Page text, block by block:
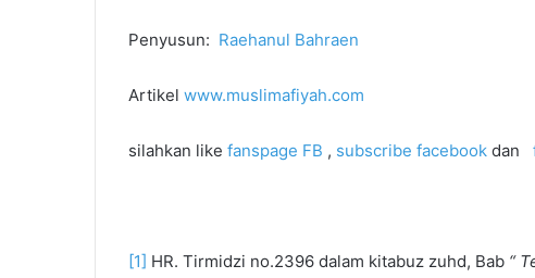
Penyusun: Raehanul Bahraen
Artikel www.muslimafiyah.com
silahkan like fanspage FB , subscribe facebook dan
[1] HR. Tirmidzi no.2396 dalam kitabuz zuhd, Bab “